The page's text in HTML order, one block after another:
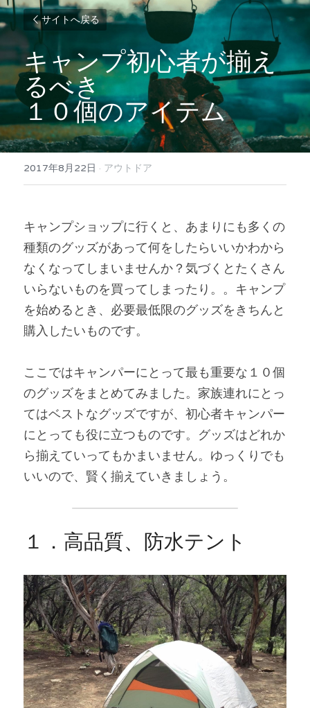
サイトへ戻る
キャンプ初心者が揃え
るべき
１０個のアイテム
2017年8月22日 · アウトドア
キャンプショップに行くと、あまりにも多くの
種類のグッズがあって何をしたらいいかわから
なくなってしまいませんか？気づくとたくさん
いらないものを買ってしまったり。。キャンプ
を始めるとき、必要最低限のグッズをきちんと
購入したいものです。
ここではキャンパーにとって最も重要な１０個
のグッズをまとめてみました。家族連れにとっ
てはベストなグッズですが、初心者キャンパー
にとっても役に立つものです。グッズはどれか
ら揃えていってもかまいません。ゆっくりでも
いいので、賢く揃えていきましょう。
１．高品質、防水テント